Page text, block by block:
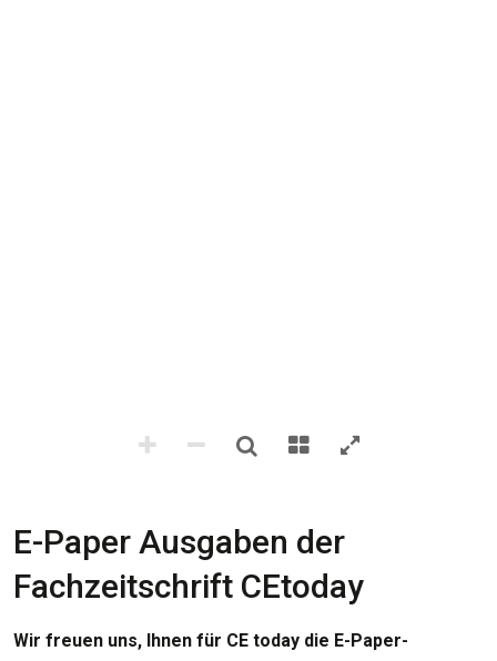
E-Paper Ausgaben der
Fachzeitschrift CEtoday
Wir freuen uns, Ihnen für CE today die E-Paper-